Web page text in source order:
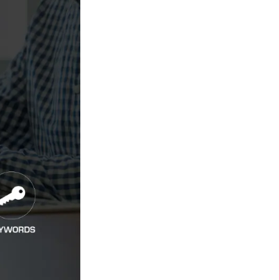
SEO Consulting Service
SEO対策コンサルティングサービス